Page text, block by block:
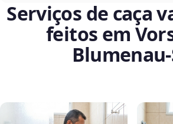
Serviços de caça
feitos em